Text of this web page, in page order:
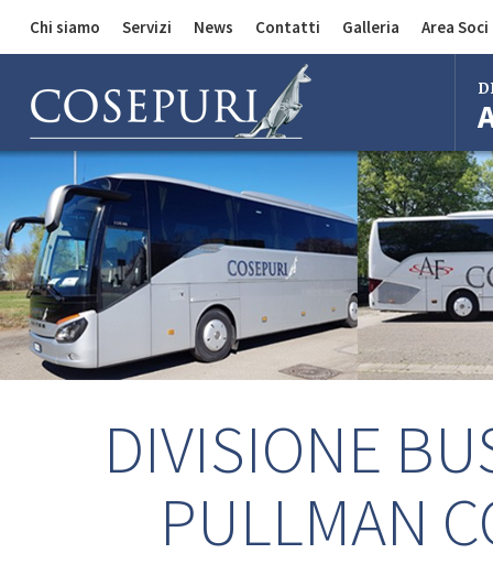
Chi siamo Servizi
Comunicazioni
News Contatti Galleria
Divisione Bus
Area Soci
DIVISIONE
PULLMAN